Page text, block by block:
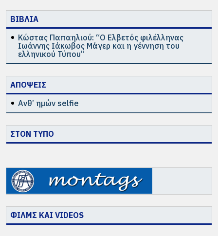
ΒΙΒΛΙΑ
Κώστας Παπαηλιού: “Ο Ελβετός φιλέλληνας
Ιωάννης Ιάκωβος Μάγερ και η γέννηση του
ελληνικού Τύπου”
ΑΠΟΨΕΙΣ
Ανθ’ ημών selfie
ΣΤΟΝ ΤΥΠΟ
ΦΙΛΜΣ ΚΑΙ VIDEOS